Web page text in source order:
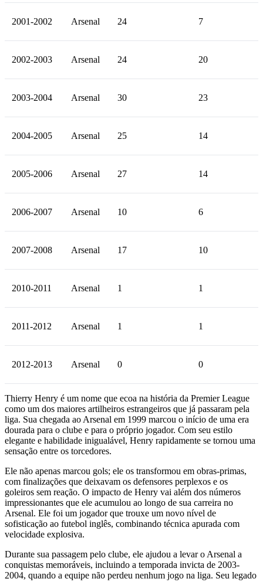
2001-2002 Arsenal 24 7
2002-2003 Arsenal 24 20
2003-2004 Arsenal 30 23
2004-2005 Arsenal 25 14
2005-2006 Arsenal 27 14
2006-2007 Arsenal 10 6
2007-2008 Arsenal 17 10
2010-2011 Arsenal 1 1
2011-2012 Arsenal 1 1
2012-2013 Arsenal 0 0
Thierry Henry é um nome que ecoa na história da Premier League
como um dos maiores artilheiros estrangeiros que já passaram pela
liga. Sua chegada ao Arsenal em 1999 marcou o início de uma era
dourada para o clube e para o próprio jogador. Com seu estilo
elegante e habilidade inigualável, Henry rapidamente se tornou uma
sensação entre os torcedores.
Ele não apenas marcou gols; ele os transformou em obras-primas,
com finalizações que deixavam os defensores perplexos e os
goleiros sem reação. O impacto de Henry vai além dos números
impressionantes que ele acumulou ao longo de sua carreira no
Arsenal. Ele foi um jogador que trouxe um novo nível de
sofisticação ao futebol inglês, combinando técnica apurada com
velocidade explosiva.
Durante sua passagem pelo clube, ele ajudou a levar o Arsenal a
conquistas memoráveis, incluindo a temporada invicta de 2003-
2004, quando a equipe não perdeu nenhum jogo na liga. Seu legado